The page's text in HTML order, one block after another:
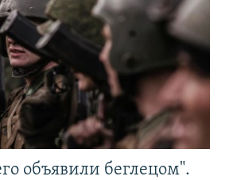
объявили беглецом".